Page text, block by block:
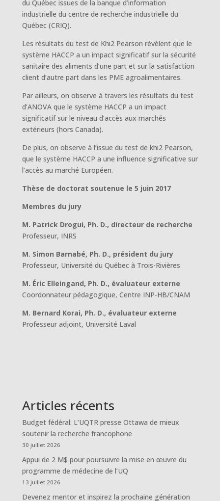
du Québec issues de la banque d’information
industrielle du centre de recherche industrielle du
Québec (CRIQ).
Les résultats du test de Khi2 Pearson révèlent que le
système HACCP a un impact significatif sur la sécurité
sanitaire des aliments d’une part et sur la satisfaction
client d’autre part dans les PME agroalimentaires.
Par ailleurs, on observe à travers les résultats du test
d’ANOVA que le système HACCP a un impact
significatif sur le niveau d’accès aux marchés
extérieurs (hors Canada).
De plus, on observe à l’issue du test de khi2 Pearson,
que le système HACCP a une influence significative sur
l’accès au marché Européen.
Thèse de doctorat soutenue le 5 juin 2017
Membres du jury
M. Patrick Drogui, Ph. D., directeur de recherche
Professeur, INRS
M. Simon Barnabé, Ph. D., président du jury
Professeur, Université du Québec à Trois-Rivières
M. Éric Elleingand, Ph. D., évaluateur externe
Coordonnateur pédagogique, Centre INP-HB/CNAM
M. Bernard Korai, Ph. D., évaluateur externe
Professeur adjoint, Université Laval
Articles récents
Budget fédéral: L’UQTR presse Ottawa de mieux
soutenir la recherche francophone
30 juillet 2026
Appui de 2 M$ pour poursuivre la mise en œuvre du
programme de médecine de l’UQ
13 juillet 2026
Devenez mentor et inspirez la prochaine génération